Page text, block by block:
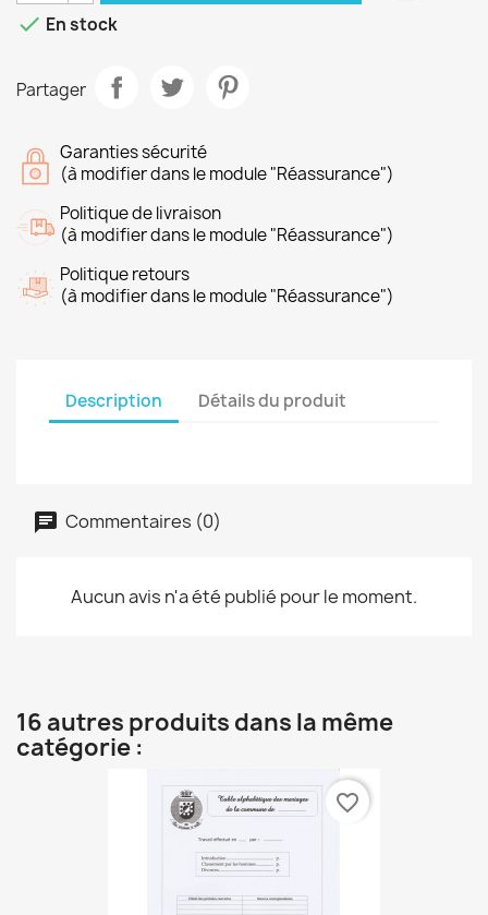
 En stock
Partager
Garanties sécurité
(à modifier dans le module "Réassurance")
Politique de livraison
(à modifier dans le module "Réassurance")
Politique retours
(à modifier dans le module "Réassurance")
Description Détails du produit
Commentaires (0)
Aucun avis n'a été publié pour le moment.
16 autres produits dans la même
catégorie :
favorite_border